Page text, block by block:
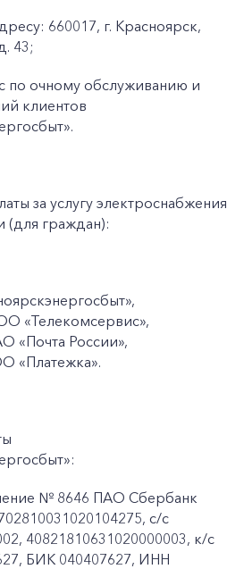
660017, г. Красноярск,
43;
по очному обслуживанию и
клиентов
за услугу электроснабжения
(для граждан):
«Телекомсервис»,
«Почта России»,
«Платежка».
№ 8646 ПАО Сбербанк
с/с
40821810631020000003, к/c
БИК 040407627, ИНН